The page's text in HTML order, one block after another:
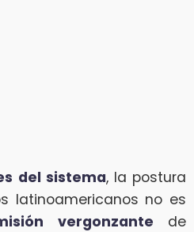
del sistema, la postura
latinoamericanos no es
vergonzante de